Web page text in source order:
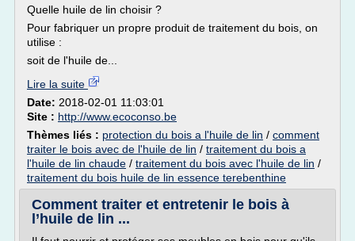
Quelle huile de lin choisir ?
Pour fabriquer un propre produit de traitement du bois, on
utilise :
soit de l'huile de...
Lire la suite
Date: 2018-02-01 11:03:01
Site : http://www.ecoconso.be
Thèmes liés : protection du bois a l'huile de lin / comment
traiter le bois avec de l'huile de lin / traitement du bois a
l'huile de lin chaude / traitement du bois avec l'huile de lin /
traitement du bois huile de lin essence terebenthine
Comment traiter et entretenir le bois à
l’huile de lin ...